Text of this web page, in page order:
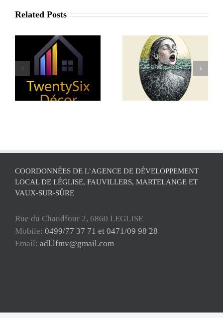
Related Posts
Art de la Psyché
Dazax.io : un
partenaire local
pour sécuriser
vos données !
COORDONNÉES DE L’AGENCE DE DÉVELOPPEMENT
LOCAL DE LÉGLISE, FAUVILLERS, MARTELANGE ET
VAUX-SUR-SÛRE
Rue du Chaudfour 2, 6860 LEGLISE
Mobile: 0499/77 37 71 et 0471/09 98 28
Email: adl.lfmv@gmail.com